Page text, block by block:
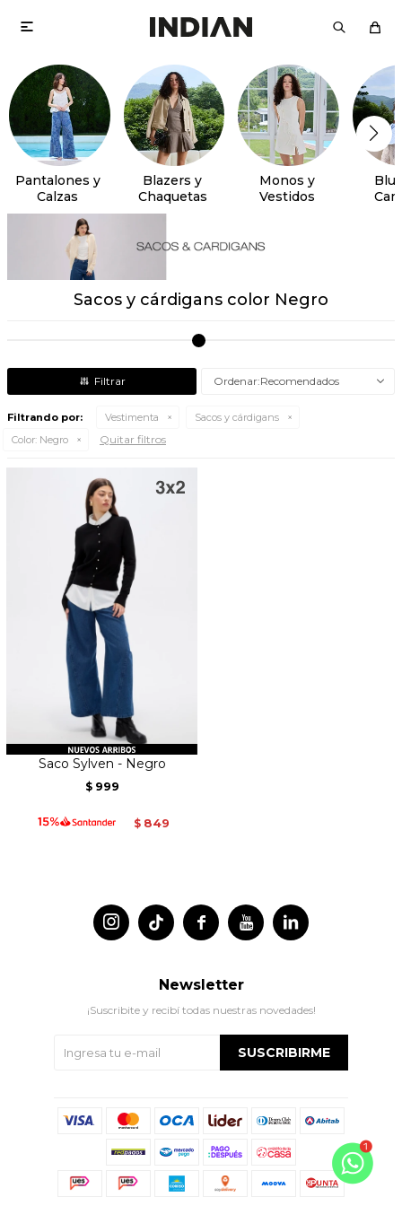

Pantalones y
Calzas
Blazers y
Chaquetas
Monos y
Vestidos
Sacos y cárdigans color Negro
Recomendados
Filtrando por: Vestimenta
Sacos y cárdigans
Color: Negro Quitar filtros
Saco Sylven - Negro
$ 999
$ 849
 
 
Newsletter
¡Suscribite y recibí todas nuestras novedades!
SUSCRIBIRME